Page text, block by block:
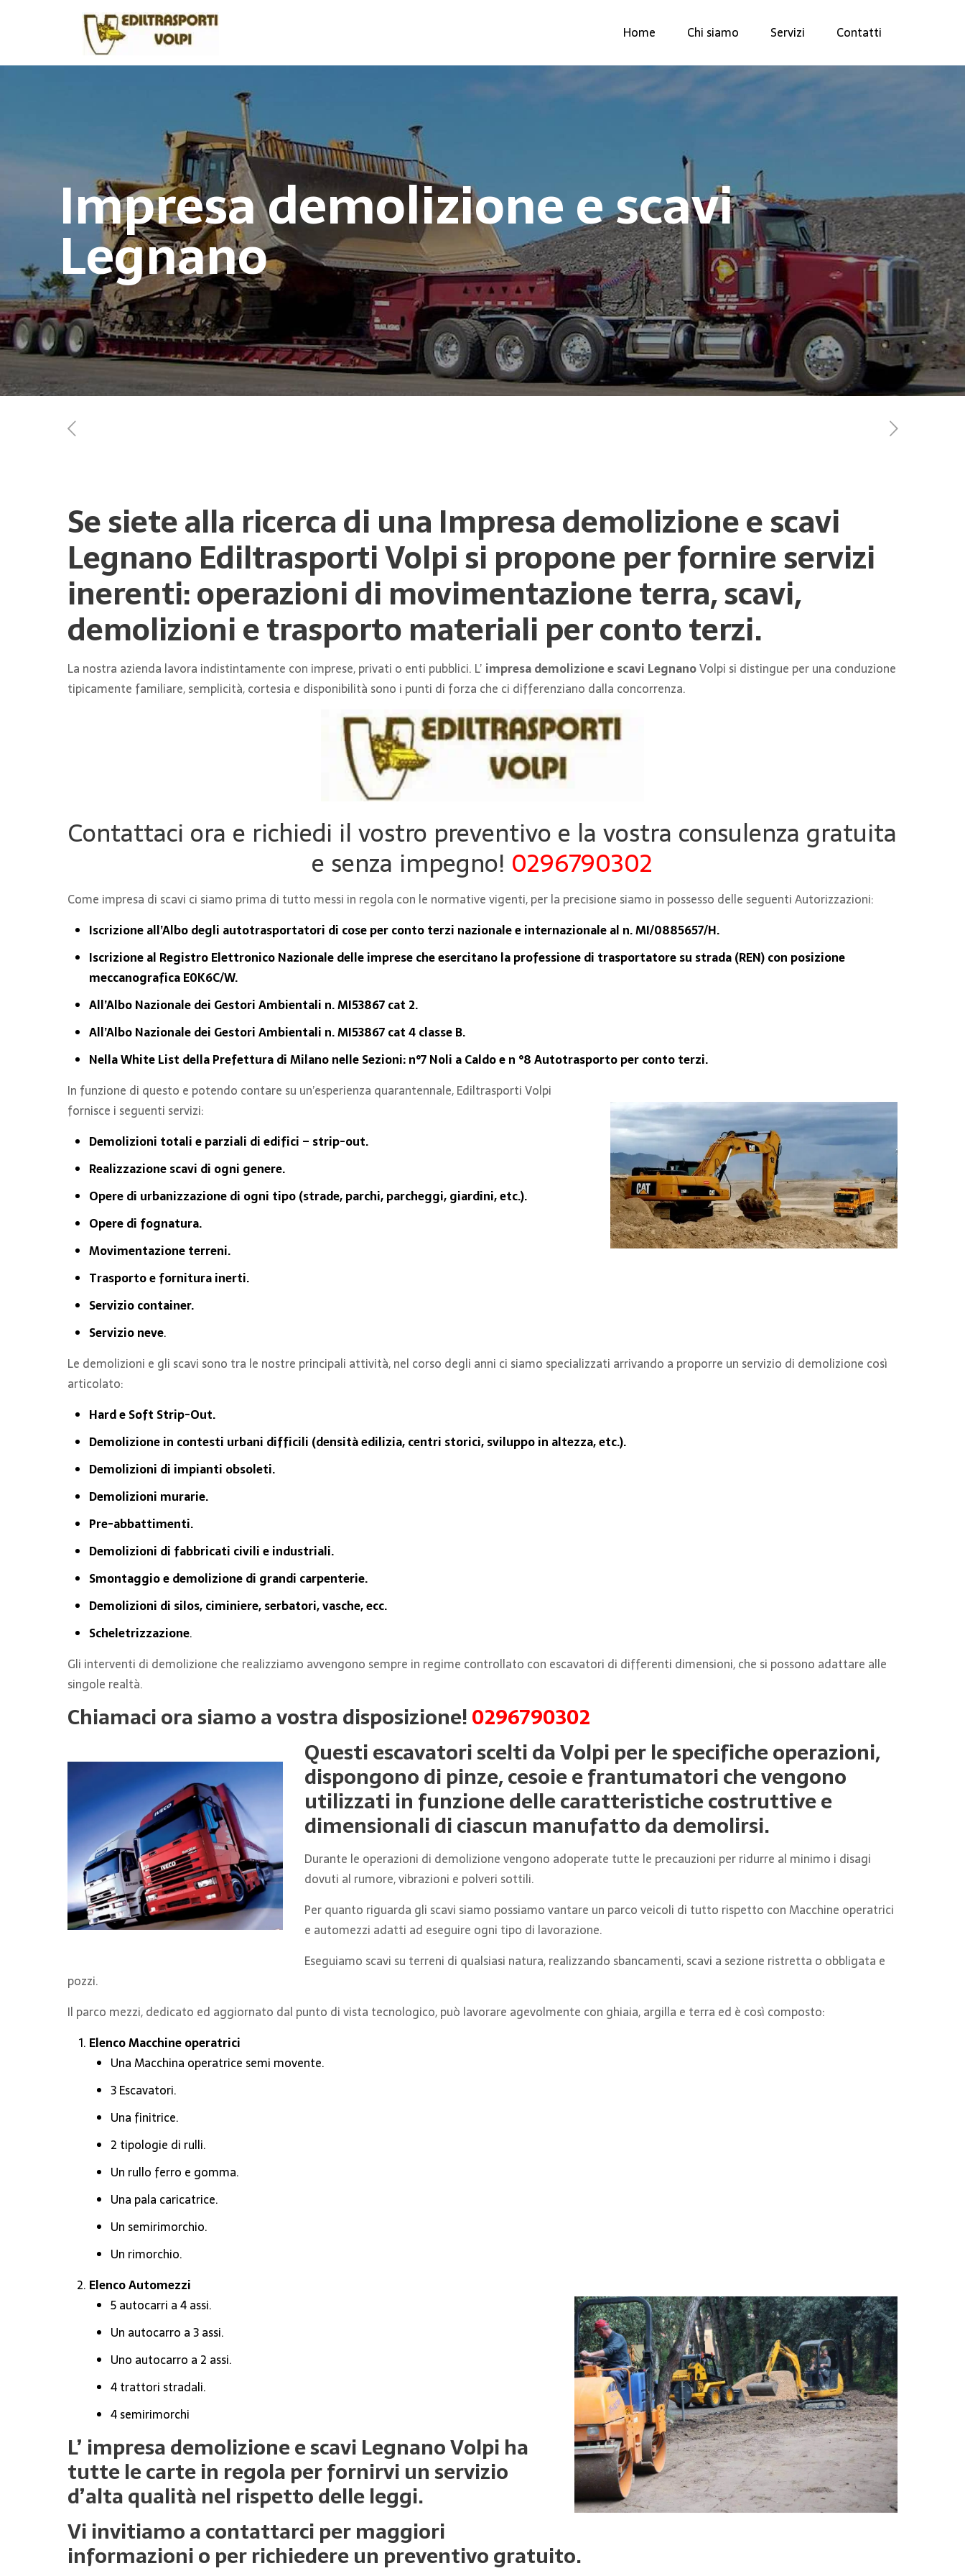
Home Chi siamo Servizi Contatti
Impresa demolizione e scavi
Legnano
Se siete alla ricerca di una Impresa demolizione e scavi
Legnano Ediltrasporti Volpi si propone per fornire servizi
inerenti: operazioni di movimentazione terra, scavi,
demolizioni e trasporto materiali per conto terzi.
La nostra azienda lavora indistintamente con imprese, privati o enti pubblici. L’ impresa demolizione e scavi LegnanoVolpi si distingue per una conduzione
tipicamente familiare, semplicità, cortesia e disponibilità sono i punti di forza che ci differenziano dalla concorrenza.
Contattaci ora e richiedi il vostro preventivo e la vostra consulenza gratuita
e senza impegno! 0296790302
Come impresa di scavi ci siamo prima di tutto messi in regola con le normative vigenti, per la precisione siamo in possesso delle seguenti Autorizzazioni:
Iscrizione all’Albo degli autotrasportatori di cose per conto terzi nazionale e internazionale al n. MI/0885657/H.
Iscrizione al Registro Elettronico Nazionale delle imprese che esercitano la professione di trasportatore su strada (REN) con posizione
meccanografica E0K6C/W.
All’Albo Nazionale dei Gestori Ambientali n. MI53867 cat 2.
All’Albo Nazionale dei Gestori Ambientali n. MI53867 cat 4 classe B.
Nella White List della Prefettura di Milano nelle Sezioni: n°7 Noli a Caldo e n °8 Autotrasporto per conto terzi.
In funzione di questo e potendo contare su un’esperienza quarantennale, Ediltrasporti Volpi
fornisce i seguenti servizi:
Demolizioni totali e parziali di edifici – strip-out.
Realizzazione scavi di ogni genere.
Opere di urbanizzazione di ogni tipo (strade, parchi, parcheggi, giardini, etc.).
Opere di fognatura.
Movimentazione terreni.
Trasporto e fornitura inerti.
Servizio container.
Servizio neve.
Le demolizioni e gli scavi sono tra le nostre principali attività, nel corso degli anni ci siamo specializzati arrivando a proporre un servizio di demolizione così
articolato:
Hard e Soft Strip-Out.
Demolizione in contesti urbani difficili (densità edilizia, centri storici, sviluppo in altezza, etc.).
Demolizioni di impianti obsoleti.
Demolizioni murarie.
Pre-abbattimenti.
Demolizioni di fabbricati civili e industriali.
Smontaggio e demolizione di grandi carpenterie.
Demolizioni di silos, ciminiere, serbatori, vasche, ecc.
Scheletrizzazione.
Gli interventi di demolizione che realizziamo avvengono sempre in regime controllato con escavatori di differenti dimensioni, che si possono adattare alle
singole realtà.
Chiamaci ora siamo a vostra disposizione!0296790302
Questi escavatori scelti da Volpi per le specifiche operazioni,
dispongono di pinze, cesoie e frantumatori che vengono
utilizzati in funzione delle caratteristiche costruttive e
dimensionali di ciascun manufatto da demolirsi.
Durante le operazioni di demolizione vengono adoperate tutte le precauzioni per ridurre al minimo i disagi
dovuti al rumore, vibrazioni e polveri sottili.
Per quanto riguarda gli scavi siamo possiamo vantare un parco veicoli di tutto rispetto con Macchine operatrici
e automezzi adatti ad eseguire ogni tipo di lavorazione.
Eseguiamo scavi su terreni di qualsiasi natura, realizzando sbancamenti, scavi a sezione ristretta o obbligata e
pozzi.
Il parco mezzi, dedicato ed aggiornato dal punto di vista tecnologico, può lavorare agevolmente con ghiaia, argilla e terra ed è così composto:
Elenco Macchine operatrici
Una Macchina operatrice semi movente.
3 Escavatori.
Una finitrice.
2 tipologie di rulli.
Un rullo ferro e gomma.
Una pala caricatrice.
Un semirimorchio.
Un rimorchio.
Elenco Automezzi
5 autocarri a 4 assi.
Un autocarro a 3 assi.
Uno autocarro a 2 assi.
4 trattori stradali.
4 semirimorchi
L’ impresa demolizione e scavi Legnano Volpi ha
tutte le carte in regola per fornirvi un servizio
d’alta qualità nel rispetto delle leggi.
Vi invitiamo a contattarci per maggiori
informazioni o per richiedere un preventivo gratuito.